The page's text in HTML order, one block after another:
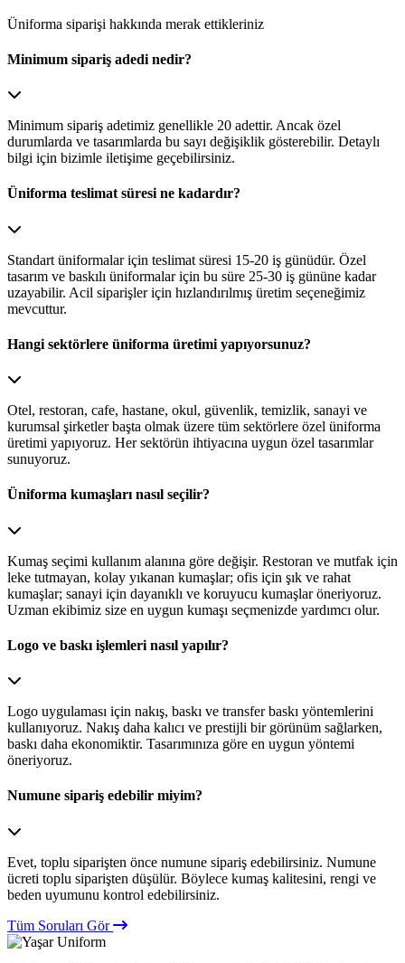
Üniforma siparişi hakkında merak ettikleriniz
Minimum sipariş adedi nedir?
Minimum sipariş adetimiz genellikle 20 adettir. Ancak özel
durumlarda ve tasarımlarda bu sayı değişiklik gösterebilir. Detaylı
bilgi için bizimle iletişime geçebilirsiniz.
Üniforma teslimat süresi ne kadardır?
Standart üniformalar için teslimat süresi 15-20 iş günüdür. Özel
tasarım ve baskılı üniformalar için bu süre 25-30 iş gününe kadar
uzayabilir. Acil siparişler için hızlandırılmış üretim seçeneğimiz
mevcuttur.
Hangi sektörlere üniforma üretimi yapıyorsunuz?
Otel, restoran, cafe, hastane, okul, güvenlik, temizlik, sanayi ve
kurumsal şirketler başta olmak üzere tüm sektörlere özel üniforma
üretimi yapıyoruz. Her sektörün ihtiyacına uygun özel tasarımlar
sunuyoruz.
Üniforma kumaşları nasıl seçilir?
Kumaş seçimi kullanım alanına göre değişir. Restoran ve mutfak için
leke tutmayan, kolay yıkanan kumaşlar; ofis için şık ve rahat
kumaşlar; sanayi için dayanıklı ve koruyucu kumaşlar öneriyoruz.
Uzman ekibimiz size en uygun kumaşı seçmenizde yardımcı olur.
Logo ve baskı işlemleri nasıl yapılır?
Logo uygulaması için nakış, baskı ve transfer baskı yöntemlerini
kullanıyoruz. Nakış daha kalıcı ve prestijli bir görünüm sağlarken,
baskı daha ekonomiktir. Tasarımınıza göre en uygun yöntemi
öneriyoruz.
Numune sipariş edebilir miyim?
Evet, toplu siparişten önce numune sipariş edebilirsiniz. Numune
ücreti toplu siparişten düşülür. Böylece kumaş kalitesini, rengi ve
beden uyumunu kontrol edebilirsiniz.
Tüm Soruları Gör